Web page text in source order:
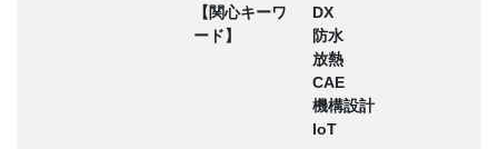
【関心キーワ
ード】
DX
防水
放熱
CAE
機構設計
IoT